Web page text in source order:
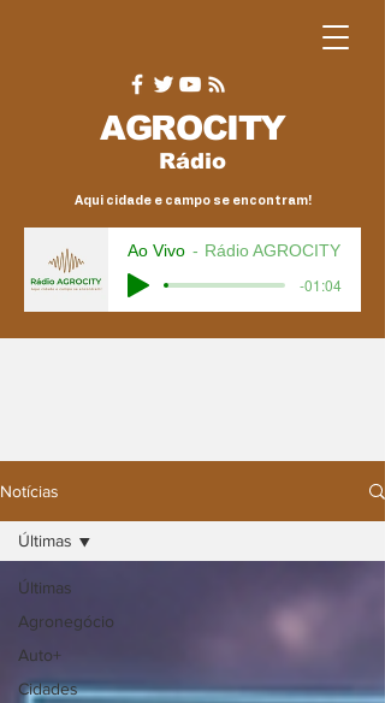
AGROCITY
Rádio
Aqui cidade e campo se encontram!
Ao Vivo Rádio AGROCITY
-01:04
Notícias
Últimas
Agronegócio
Auto+
Cidades
Últimas